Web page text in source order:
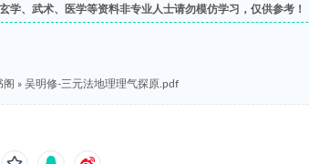
学、武术、医学等资料非专业人士请勿模仿学习，仅供参考！
阁 » 吴明修-三元法地理理气探原.pdf